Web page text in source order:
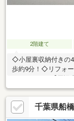
2階建て
◇小屋裏収納付きの
歩約9分！◇リフォー
ております！【周
670ｍ・ファミリー
ラッグ藤原店/徒歩
約540ｍ・コスモス
育園/徒歩約8分/約
千葉県船